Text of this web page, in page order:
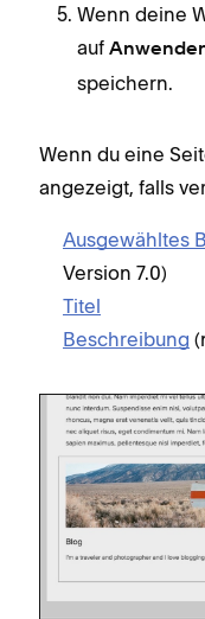
Wenn deine
auf
speichern.
Wenn du eine
angezeigt, falls
Ausgewähltes
Version 7.0)
Titel
Beschreibung